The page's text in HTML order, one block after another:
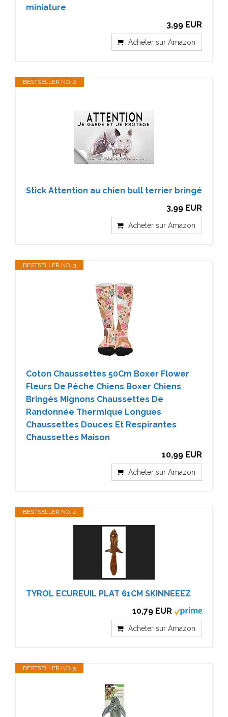
miniature
3,99 EUR
Acheter sur Amazon
BESTSELLER NO. 2
Stick Attention au chien bull terrier bringé
3,99 EUR
Acheter sur Amazon
BESTSELLER NO. 3
Coton Chaussettes 50Cm Boxer Flower
Fleurs De Pêche Chiens Boxer Chiens
Bringés Mignons Chaussettes De
Randonnée Thermique Longues
Chaussettes Douces Et Respirantes
Chaussettes Maison
10,99 EUR
Acheter sur Amazon
BESTSELLER NO. 4
TYROL ECUREUIL PLAT 61CM SKINNEEEZ
10,79 EUR
Acheter sur Amazon
BESTSELLER NO. 5